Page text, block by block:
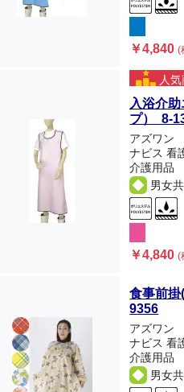
￥4,840(
人
入浴介
プ） 8-
アズワン
ナビス 看
介護用品
男女
￥4,840(
食事前
9356
アズワン
ナビス 看
介護用品
男女